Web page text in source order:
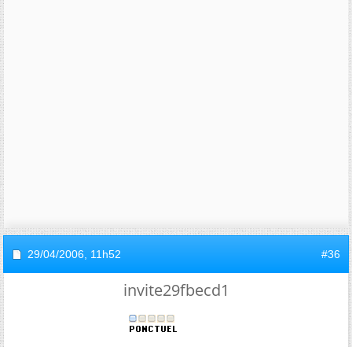
29/04/2006, 11h52 #36
invite29fbecd1